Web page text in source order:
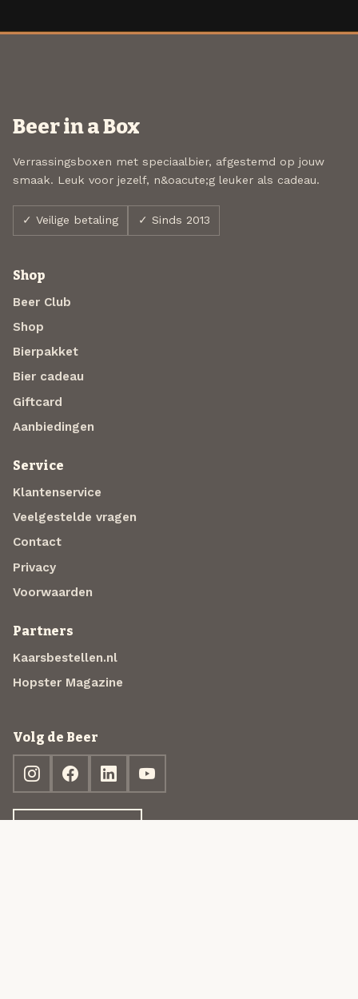
Beer in a Box
Verrassingsboxen met speciaalbier, afgestemd op jouw
smaak. Leuk voor jezelf, n&oacute;g leuker als cadeau.
✓ Veilige betaling ✓ Sinds 2013
Shop
Beer Club
Shop
Bierpakket
Bier cadeau
Giftcard
Aanbiedingen
Service
Klantenservice
Veelgestelde vragen
Contact
Privacy
Voorwaarden
Partners
Kaarsbestellen.nl
Hopster Magazine
Volg de Beer